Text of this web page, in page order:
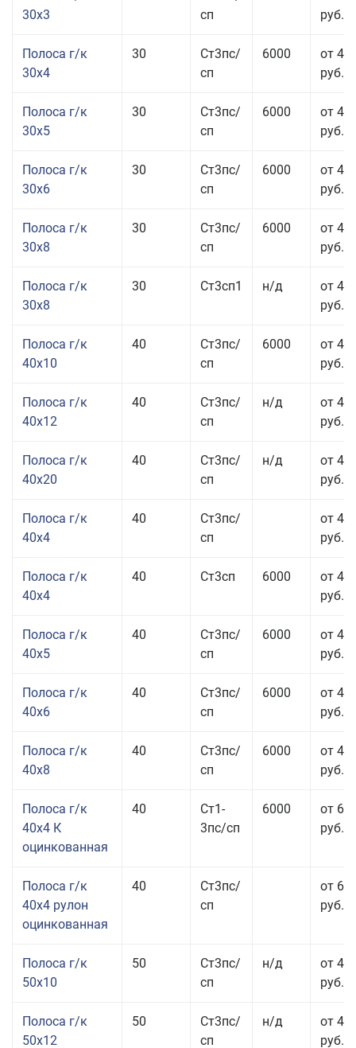
30x3
сп
руб.
Полоса г/к
30x4
30
Ст3пс/
сп
6000
от 44
руб.
Полоса г/к
30x5
30
Ст3пс/
сп
6000
от 43
руб.
Полоса г/к
30x6
30
Ст3пс/
сп
6000
от 46
руб.
Полоса г/к
30x8
30
Ст3пс/
сп
6000
от 43
руб.
Полоса г/к
30x8
30 Ст3сп1 н/д
от 43
руб.
Полоса г/к
40x10
40
Ст3пс/
сп
6000
от 44
руб.
Полоса г/к
40x12
40
Ст3пс/
сп
н/д
от 48
руб.
Полоса г/к
40x20
40
Ст3пс/
сп
н/д
от 44
руб.
Полоса г/к
40x4
40
Ст3пс/
сп
от 42
руб.
Полоса г/к
40x4
40 Ст3сп 6000
от 42
руб.
Полоса г/к
40x5
40
Ст3пс/
сп
6000
от 43
руб.
Полоса г/к
40x6
40
Ст3пс/
сп
6000
от 43
руб.
Полоса г/к
40x8
40
Ст3пс/
сп
6000
от 43
руб.
Полоса г/к
40x4 К
оцинкованная
40
Ст1-
3пс/сп
6000
от 68
руб.
Полоса г/к
40x4 рулон
оцинкованная
40
Ст3пс/
сп
от 69
руб.
Полоса г/к
50x10
50
Ст3пс/
сп
н/д
от 44
руб.
Полоса г/к
50x12
50
Ст3пс/
сп
н/д
от 43
руб.